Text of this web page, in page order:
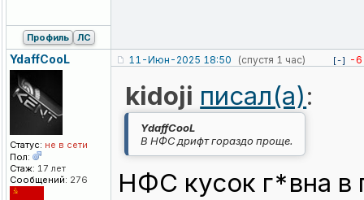
Профиль ЛС
YdaffCooL
Статус: не в сети
Пол:
Стаж: 17 лет
Сообщений: 276
11-Июн-2025 18:50 (спустя 1 час) [-] -6
kidoji писал(а):
YdaffCooL
В НФС дрифт гораздо проще.
НФС кусок г*вна в